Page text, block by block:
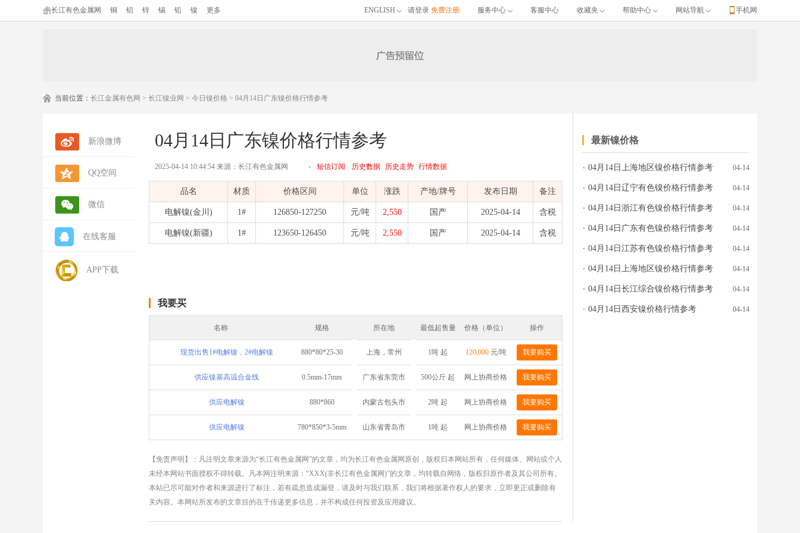
长江有色金属网 铜 铝 锌 锡 铅 镍 更多 ENGLISH 请登录 免费注册 服务中心 客服中心 收藏夹 帮助中心 网站导航 手机网
当前位置： 长江金属有色网 > 长江镍业网 > 今日镍价格 > 04月14日广东镍价格行情参考
新浪微博
QQ空间
微信
在线客服
APP下载
04月14日广东镍价格行情参考
2025-04-14 10:44:54 来源：长江有色金属网 短信订阅 历史数据 历史走势 行情数据
品名 材质 价格区间 单位 涨跌 产地/牌号 发布日期 备注
电解镍(金川) 1# 126850-127250 元/吨 2,550 国产 2025-04-14 含税
电解镍(新疆) 1# 123650-126450 元/吨 2,550 国产 2025-04-14 含税
我要买
名称 规格 所在地 最低起售量 价格（单位） 操作
现货出售1#电解镍，2#电解镍 880*80*25-30 上海，常州 1吨 起 120,000 元/吨 我要购买
供应镍基高温合金线 0.5mm-17mm 广东省东莞市 500公斤 起 网上协商价格 我要购买
供应电解镍 880*860 内蒙古包头市 2吨 起 网上协商价格 我要购买
供应电解镍 780*850*3-5mm 山东省青岛市 1吨 起 网上协商价格 我要购买
【免责声明】：凡注明文章来源为“长江有色金属网”的文章，均为长江有色金属网原创，版权归本网站所有，任何媒体、网站或个人
未经本网站书面授权不得转载。凡本网注明来源：“XXX(非长江有色金属网)”的文章，均转载自网络，版权归原作者及其公司所有。
本站已尽可能对作者和来源进行了标注，若有疏忽造成漏登，请及时与我们联系，我们将根据著作权人的要求，立即更正或删除有
关内容。本网站所发布的文章目的在于传递更多信息，并不构成任何投资及应用建议。
最新镍价格
04月14日上海地区镍价格行情参考 04-14
04月14日辽宁有色镍价格行情参考 04-14
04月14日浙江有色镍价格行情参考 04-14
04月14日广东有色镍价格行情参考 04-14
04月14日江苏有色镍价格行情参考 04-14
04月14日上海地区镍价格行情参考 04-14
04月14日长江综合镍价格行情参考 04-14
04月14日西安镍价格行情参考 04-14